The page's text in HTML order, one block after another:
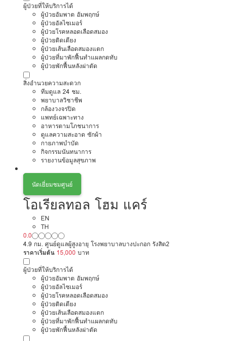
ผู้ป่วยที่ให้บริการได้
ผู้ป่วยอัมพาต อัมพฤกษ์
ผู้ป่วยอัลไซเมอร์
ผู้ป่วยโรคหลอดเลือดสมอง
ผู้ป่วยติดเตียง
ผู้ป่วยเส้นเลือดสมองแตก
ผู้ป่วยที่มาพักฟื้นทำแผลกดทับ
ผู้ป่วยพักฟื้นหลังผ่าตัด
สิ่งอำนวยความสะดวก
ทีมดูแล 24 ชม.
พยาบาลวิชาชีพ
กล้องวงจรปิด
แพทย์เฉพาะทาง
อาหารตามโภชนาการ
ดูแลความสะอาด ซักผ้า
กายภาพบำบัด
กิจกรรมนันทนาการ
รายงานข้อมูลสุขภาพ
นัดเยี่ยมชมศูนย์
โอเรียลทอล โฮม แคร์
EN
TH
0.0
4.9 กม. ศูนย์ดูแลผู้สูงอายุ โรงพยาบาลบางปะกอก รังสิต2
ราคาเริ่มต้น 15,000 บาท
ผู้ป่วยที่ให้บริการได้
ผู้ป่วยอัมพาต อัมพฤกษ์
ผู้ป่วยอัลไซเมอร์
ผู้ป่วยโรคหลอดเลือดสมอง
ผู้ป่วยติดเตียง
ผู้ป่วยเส้นเลือดสมองแตก
ผู้ป่วยที่มาพักฟื้นทำแผลกดทับ
ผู้ป่วยพักฟื้นหลังผ่าตัด